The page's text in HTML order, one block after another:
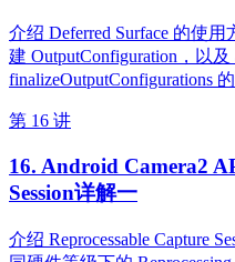
介绍 Deferred Surface 的使
建 OutputConfiguration，以及
finalizeOutputConfigurations
第 16 讲
16. Android Camera2
Session详解一
介绍 Reprocessable Capture